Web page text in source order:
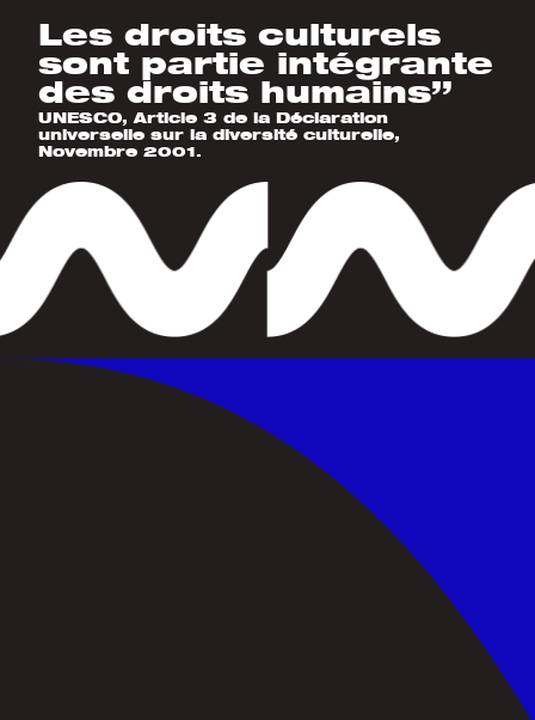
Les droits culturels
sont partie intégrante
des droits humains”
UNESCO, Article 3 de la Déclaration
universelle sur la diversité culturelle,
Novembre 2001.